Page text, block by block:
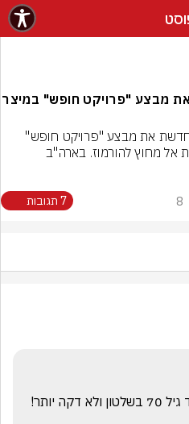
מבצע "פרויקט חופש" במיצר
במפרץ הפרסי ושבה להוביל מכליות אל מחוץ להורמוז. בארה"ב
8 7 תגובות